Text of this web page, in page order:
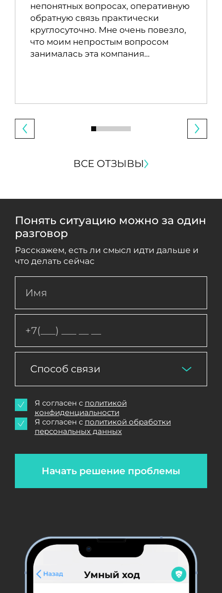
непонятных вопросах, оперативную
обратную связь практически
круглосуточно. Мне очень повезло,
что моим непростым вопросом
занималась эта компания…
ВСЕ ОТЗЫВЫ
Понять ситуацию можно за один
разговор
Расскажем, есть ли смысл идти дальше и
что делать сейчас
Способ связи
Начать решение проблемы
Я согласен с политикой
конфиденциальности
Я согласен с политикой обработки
персональных данных